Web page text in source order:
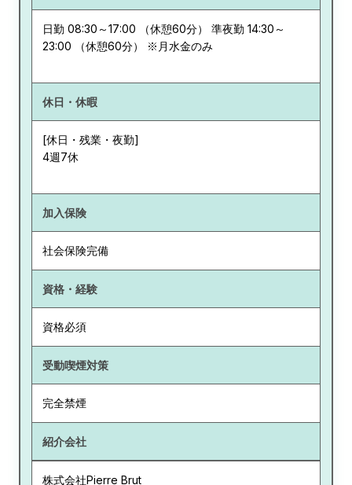
日勤 08:30～17:00 （休憩60分） 準夜勤 14:30～
23:00 （休憩60分） ※月水金のみ
休日・休暇
[休日・残業・夜勤]
4週7休
加入保険
社会保険完備
資格・経験
資格必須
受動喫煙対策
完全禁煙
紹介会社
株式会社Pierre Brut